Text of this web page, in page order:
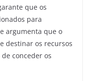
que os
para
argumenta que o
destinar os recursos
conceder os